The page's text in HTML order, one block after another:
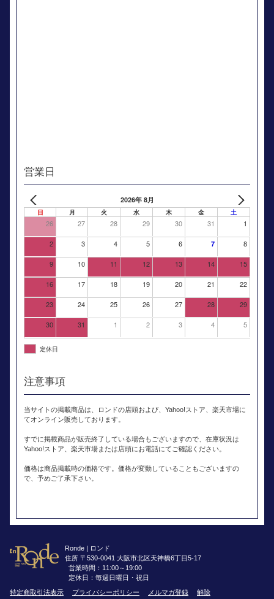
営業日
2026年 8月
日 月 火 水 木 金 土
26 27 28 29 30 31 1
2 3 4 5 6 7 8
9 10 11 12 13 14 15
16 17 18 19 20 21 22
23 24 25 26 27 28 29
30 31 1 2 3 4 5
定休日
注意事項
当サイトの掲載商品は、ロンドの店頭および、Yahoo!ストア、楽天市場に
てオンライン販売しております。
すでに掲載商品が販売終了している場合もございますので、在庫状況は
Yahoo!ストア、楽天市場または店頭にお電話にてご確認ください。
価格は商品掲載時の価格です。価格が変動していることもございますの
で、予めご了承下さい。
Ronde | ロンド
住所 〒530-0041 大阪市北区天神橋6丁目5-17
営業時間：11:00～19:00
定休日：毎週日曜日・祝日
特定商取引法表示
プライバシーポリシー メルマガ登録 解除